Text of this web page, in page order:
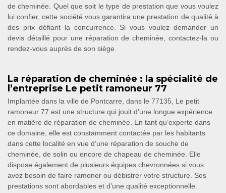
de cheminée. Quel que soit le type de prestation que vous voulez
lui confier, cette société vous garantira une prestation de qualité à
des prix défiant la concurrence. Si vous voulez demander un
devis détaillé pour une réparation de cheminée, contactez-la ou
rendez-vous auprès de son siège.
La réparation de cheminée : la spécialité de
l’entreprise Le petit ramoneur 77
Implantée dans la ville de Pontcarre, dans le 77135, Le petit
ramoneur 77 est une structure qui jouit d’une longue expérience
en matière de réparation de cheminée. En tant qu’experte dans
ce domaine, elle est constamment contactée par les habitants
dans cette localité en vue d’une réparation de souche de
cheminée, de solin ou encore de chapeau de cheminée. Elle
dispose également de plusieurs équipes chevronnées si vous
avez besoin de faire ramoner ou débistrer votre structure. Ses
prestations sont abordables et d’une qualité exceptionnelle.